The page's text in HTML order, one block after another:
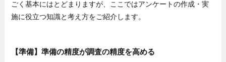
ごく基本にはとどまりますが、ここではアンケートの作成・実
施に役立つ知識と考え方をご紹介します。
【準備】準備の精度が調査の精度を高める